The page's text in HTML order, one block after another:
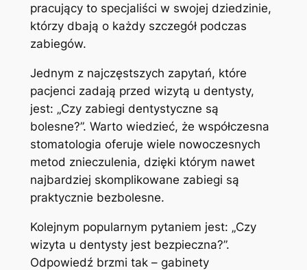
pracujący to specjaliści w swojej dziedzinie,
którzy dbają o każdy szczegół podczas
zabiegów.
Jednym z najczęstszych zapytań, które
pacjenci zadają przed wizytą u dentysty,
jest: „Czy zabiegi dentystyczne są
bolesne?”. Warto wiedzieć, że współczesna
stomatologia oferuje wiele nowoczesnych
metod znieczulenia, dzięki którym nawet
najbardziej skomplikowane zabiegi są
praktycznie bezbolesne.
Kolejnym popularnym pytaniem jest: „Czy
wizyta u dentysty jest bezpieczna?”.
Odpowiedź brzmi tak – gabinety